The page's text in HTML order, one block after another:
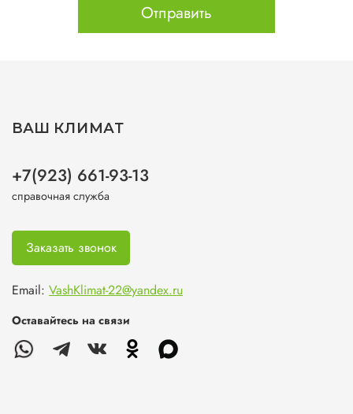
Отправить
ВАШ КЛИМАТ
+7(923) 661-93-13
справочная служба
Заказать звонок
Email: VashKlimat-22@yandex.ru
Оставайтесь на связи